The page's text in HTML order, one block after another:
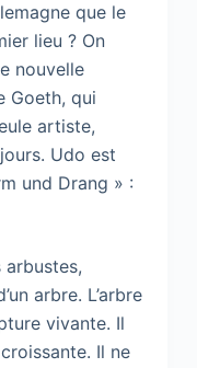
que le
lieu ? On
nouvelle
Goeth, qui
artiste,
Udo est
und Drang » :
arbre. L’arbre
vivante. Il
Il ne